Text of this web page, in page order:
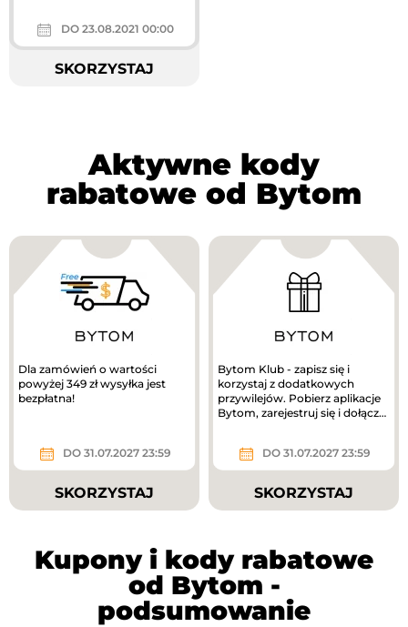
DO 23.08.2021 00:00
SKORZYSTAJ
Aktywne kody
rabatowe od Bytom
Dla zamówień o wartości
powyżej 349 zł wysyłka jest
bezpłatna!
DO 31.07.2027 23:59
SKORZYSTAJ
Bytom Klub - zapisz się i
korzystaj z dodatkowych
przywilejów. Pobierz aplikacje
Bytom, zarejestruj się i dołącz
DO 31.07.2027 23:59
SKORZYSTAJ
Kupony i kody rabatowe
od Bytom -
podsumowanie